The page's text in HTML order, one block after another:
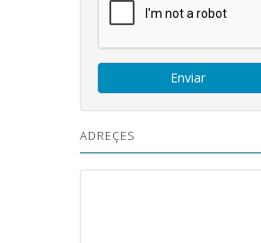
ADREÇES